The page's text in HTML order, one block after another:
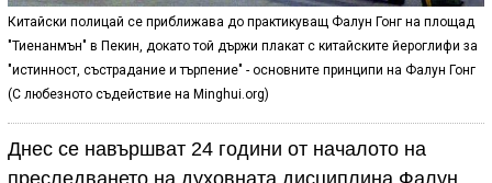
Китайски полицай се приближава до практикуващ Фалун Гонг на площад
"Тиенанмън" в Пекин, докато той държи плакат с китайските йероглифи за
"истинност, състрадание и търпение" - основните принципи на Фалун Гонг
(С любезното съдействие на Minghui.org)
Днес се навършват 24 години от началото на